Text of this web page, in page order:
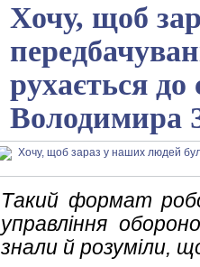
Хочу, щоб
рухається до
Володимира
Такий формат
управління
знали й розуміли,